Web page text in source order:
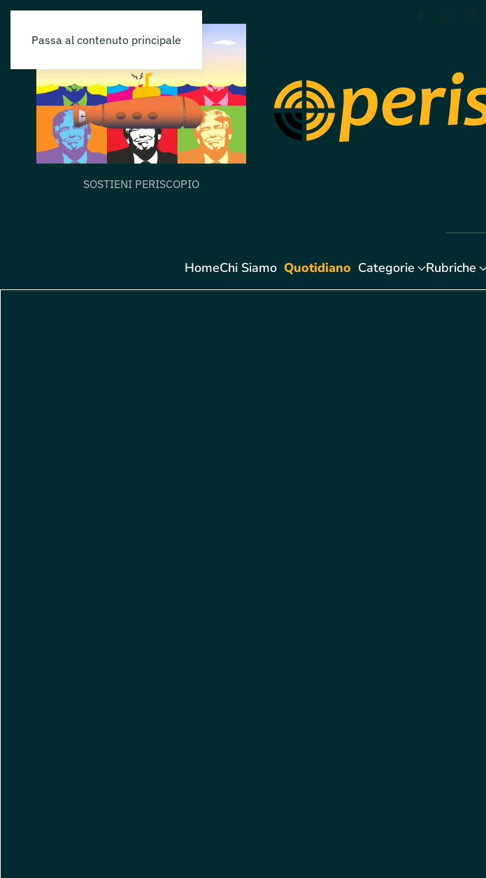
Passa al contenuto principale
SOSTIENI PERISCOPIO
HomeChi Siamo Quotidiano Categorie Rubriche